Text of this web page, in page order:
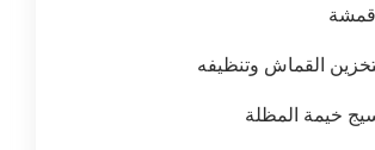
القماش وتنظيفه
خيمة المظلة